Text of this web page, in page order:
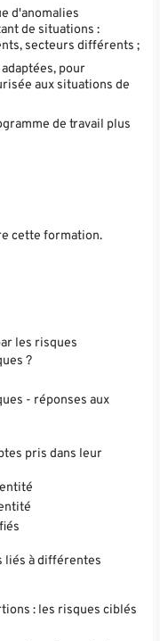
d'anomalies
de situations :
secteurs différents ;
pour
aux situations de
de travail plus
cette formation.
les risques
?
- réponses aux
pris dans leur
liés à différentes
: les risques ciblés